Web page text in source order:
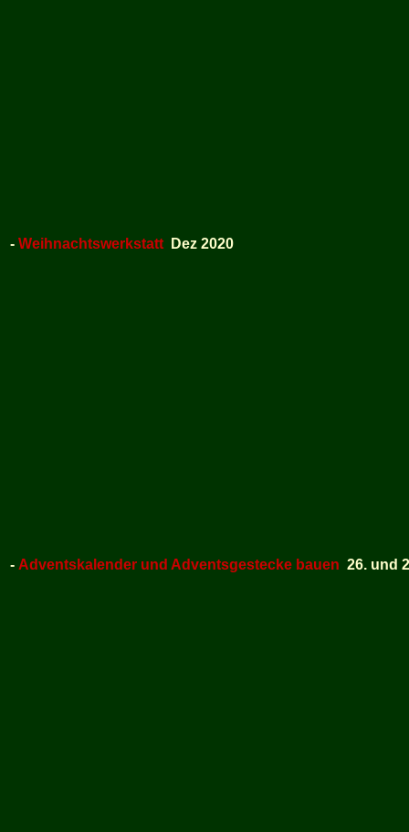
- Weihnachtswerkstatt Dez 2020
- Adventskalender und Adventsgestecke bauen 26. und